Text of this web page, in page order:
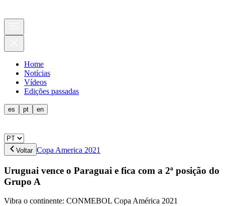
Home
Notícias
Vídeos
Edições passadas
es pt en
Voltar Copa America 2021
Uruguai vence o Paraguai e fica com a 2ª posição do
Grupo A
Vibra o continente: CONMEBOL Copa América 2021